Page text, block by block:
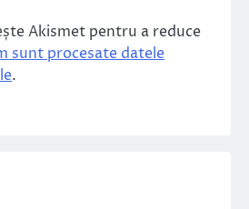
Akismet pentru a reduce
sunt procesate datele
.